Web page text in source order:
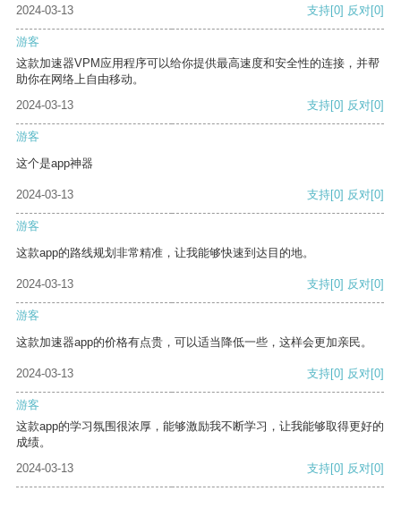
2024-03-13
支持[0] 反对[0]
游客
这款加速器VPM应用程序可以给你提供最高速度和安全性的连接，并帮
助你在网络上自由移动。
2024-03-13
支持[0] 反对[0]
游客
这个是app神器
2024-03-13 支持[0] 反对[0]
游客
这款app的路线规划非常精准，让我能够快速到达目的地。
2024-03-13 支持[0] 反对[0]
游客
这款加速器app的价格有点贵，可以适当降低一些，这样会更加亲民。
2024-03-13 支持[0] 反对[0]
游客
这款app的学习氛围很浓厚，能够激励我不断学习，让我能够取得更好的
成绩。
2024-03-13
支持[0] 反对[0]